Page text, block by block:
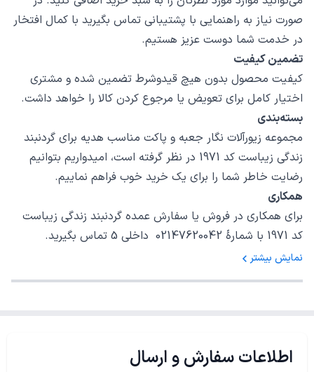
صورت نیاز به راهنمایی با پشتیبانی تماس بگیرید با کمال افتخار
در خدمت شما دوست عزیز هستیم.
تضمین کیفیت
کیفیت محصول بدون هیچ قیدوشرط تضمین شده و مشتری
اختیار کامل برای تعویض یا مرجوع کردن کالا را خواهد داشت.
بسته‌بندی
مجموعه زیورآلات نگار جعبه و پاکت مناسب هدیه برای گردنبند
زندگی زیباست کد 1971 در نظر گرفته است، امیدواریم بتوانیم
رضایت خاطر شما را برای یک خرید خوب فراهم نماییم.
همکاری
برای همکاری در فروش یا سفارش عمده گردنبند زندگی زیباست
کد 1971 با شمارهٔ 02147620042 داخلی 5 تماس بگیرید.
نمایش بیشتر
اطلاعات سفارش و ارسال